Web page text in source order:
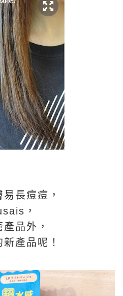
長痘痘，
，
品外，
產品呢！